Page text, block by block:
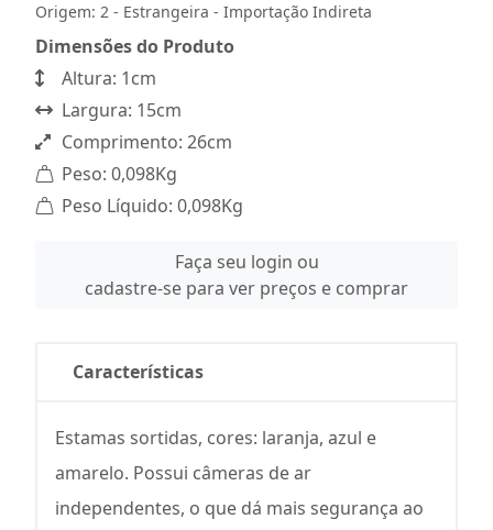
Origem: 2 - Estrangeira - Importação Indireta
Dimensões do Produto
Altura: 1cm
Largura: 15cm
Comprimento: 26cm
Peso: 0,098Kg
Peso Líquido: 0,098Kg
Faça seu login ou
cadastre-se para ver preços e comprar
Características
Estamas sortidas, cores: laranja, azul e
amarelo. Possui câmeras de ar
independentes, o que dá mais segurança ao